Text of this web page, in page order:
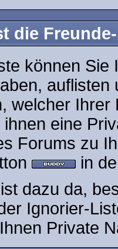
die
können
welcher
eine
Forums zu
in
dazu da,
Ignorier-
Private